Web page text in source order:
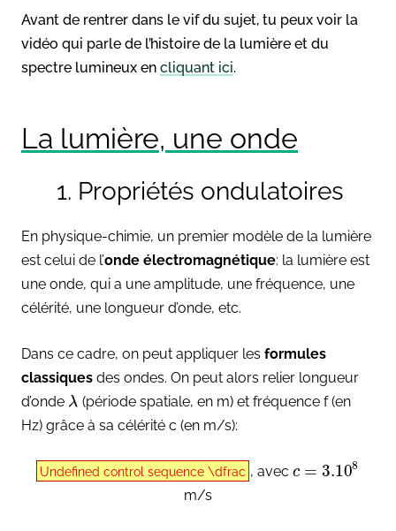
Avant de rentrer dans le vif du sujet, tu peux voir la
vidéo qui parle de l’histoire de la lumière et du
spectre lumineux en cliquant ici.
La lumière, une onde
1. Propriétés ondulatoires
En physique-chimie, un premier modèle de la lumière
est celui de l’onde électromagnétique: la lumière est
une onde, qui a une amplitude, une fréquence, une
célérité, une longueur d’onde, etc.
Dans ce cadre, on peut appliquer les formules
classiques des ondes. On peut alors relier longueur
d’onde λ (période spatiale, en m) et fréquence f (en
Hz) grâce à sa célérité c (en m/s):
Undefined control sequence \dfrac , avec c = 3.108
m/s